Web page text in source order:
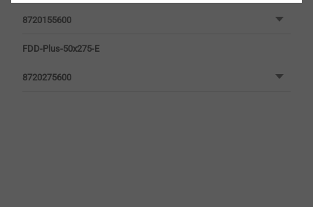
8720155600
FDD-Plus-50x275-E
8720275600